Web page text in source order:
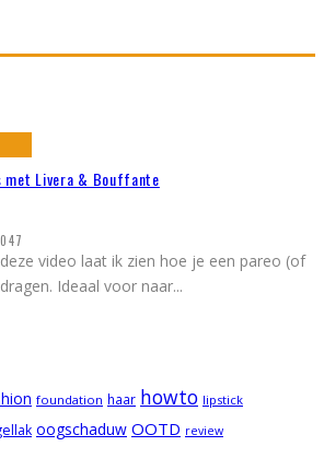
met Livera & Bouffante
video laat ik zien hoe je een pareo (of
Ideaal voor naar...
foundation haar howto lipstick
oogschaduw OOTD review